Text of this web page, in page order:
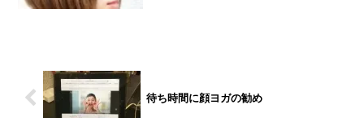
待ち時間に顔ヨガの勧め